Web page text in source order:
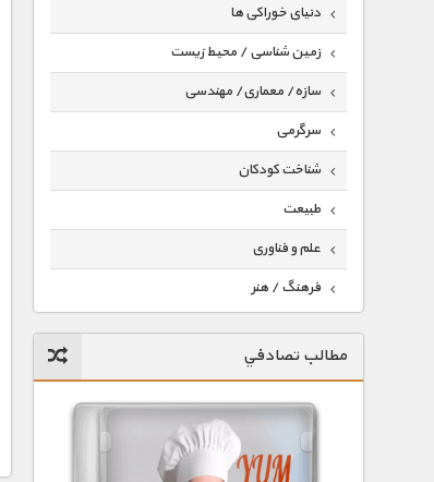
دنیای خوراکی ها
زمین شناسی / محیط زیست
سازه/ معماری/ مهندسی
سرگرمی
شناخت کودکان
طبیعت
علم و فناوری
فرهنگ / هنر
گردشگری
ماورایی
مسابقات / ورزشی
مطالب تصادفي